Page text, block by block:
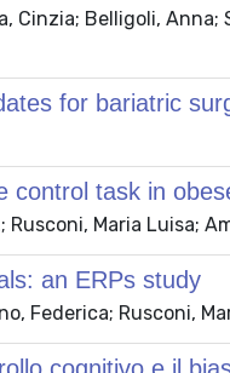
Cinzia; Belligoli,
for bariatric
control task in
Maria Luisa;
an ERPs study
Federica; Rusconi,